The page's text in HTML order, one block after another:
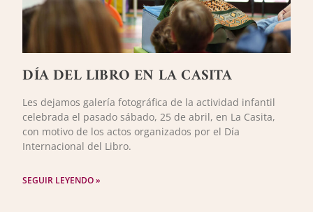
DÍA DEL LIBRO EN LA CASITA
Les dejamos galería fotográfica de la actividad infantil
celebrada el pasado sábado, 25 de abril, en La Casita,
con motivo de los actos organizados por el Día
Internacional del Libro.
SEGUIR LEYENDO »